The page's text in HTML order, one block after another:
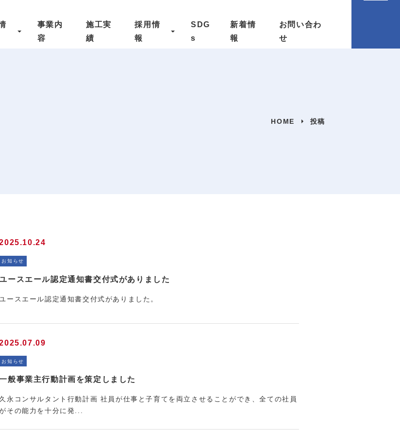
事業内
容
施工実
績
採用情
報
SDG
s
新着情
報
お問い合わ
せ
HOME 投稿
お知らせ
ースエール認定通知書交付式がありました
ユースエール認定通知書交付式がありました。
お知らせ
般事業主行動計画を策定しました
久永コンサルタント行動計画 社員が仕事と子育てを両立させることができ、全ての社員
その能力を十分に発...